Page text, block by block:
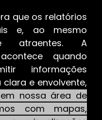
que os relatórios
e, ao mesmo
atraentes. A
quando
informações
e envolvente,
nossa área de
com mapas,